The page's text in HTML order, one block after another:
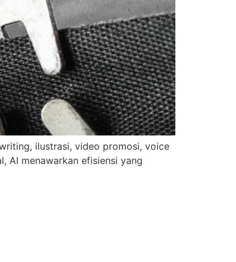
ilustrasi, video promosi, voice
AI menawarkan efisiensi yang